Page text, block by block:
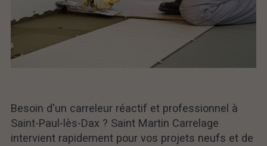
Besoin d'un carreleur réactif et professionnel à
Saint-Paul-lès-Dax ? Saint Martin Carrelage
intervient rapidement pour vos projets neufs et de